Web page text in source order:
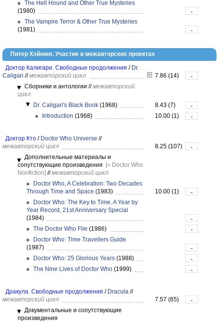
The Hell Hound and Other True Mysteries
(1980)
-
The Vampire Terror & Other True Mysteries
(1981)
-
Питер Хэйнинг. Участие в межавторских проектах
Доктор Калигари. Свободные продолжения / Dr.
Caligari // межавторский цикл 7.86 (14)
-
Сборники и антологии // межавторский
цикл
Dr. Caligari's Black Book (1968) 8.43 (7)
-
Introduction (1968) 10.00 (1) -
Доктор Кто / Doctor Who Universe //
межавторский цикл
8.25 (107)
-
Дополнительные материалы и
сопутствующие произведения
[= Doctor Who
Nonfiction] // межавторский цикл
Doctor Who, A Celebration: Two Decades
Through Time and Space (1983) 10.00 (1)
-
Doctor Who: The Key to Time. A Year by
Year Record, 21st Anniversary Special
(1984)
-
The Doctor Who File (1986)
-
Doctor Who: Time Travellers Guide
(1987)
-
Doctor Who: 25 Glorious Years (1988)
-
The Nine Lives of Doctor Who (1999) -
Дракула. Свободные продолжения / Dracula //
межавторский цикл
7.57 (65)
-
Документальные и сопутствующие
произведения